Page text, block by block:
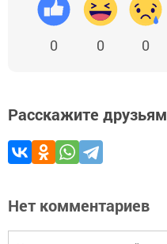
0 0 0
Расскажите друзьям
Нет комментариев